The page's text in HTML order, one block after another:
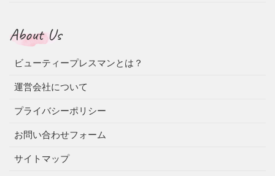
About Us
ビューティープレスマンとは？
運営会社について
プライバシーポリシー
お問い合わせフォーム
サイトマップ